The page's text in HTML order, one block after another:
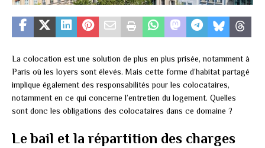
La colocation est une solution de plus en plus prisée, notamment à
Paris où les loyers sont élevés. Mais cette forme d’habitat partagé
implique également des responsabilités pour les colocataires,
notamment en ce qui concerne l’entretien du logement. Quelles
sont donc les obligations des colocataires dans ce domaine ?
Le bail et la répartition des charges